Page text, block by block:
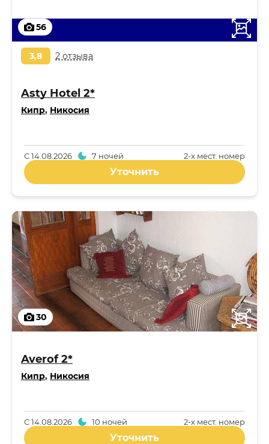
56
3,8 2 отзыва
Asty Hotel 2*
Кипр, Никосия
2-x мест. номер
С14.08.2026 7 ночей
Уточнить
30
Averof 2*
Кипр, Никосия
2-x мест. номер
С14.08.2026 10 ночей
Уточнить